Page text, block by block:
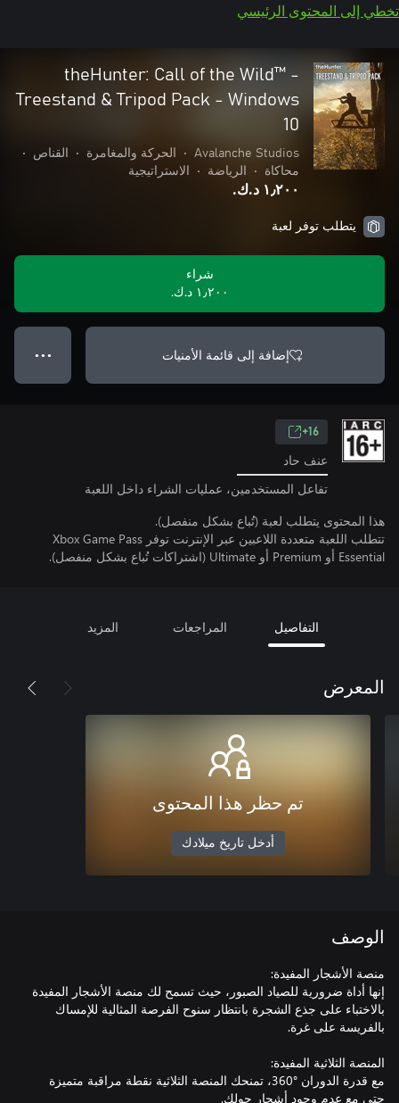
تخطي إلى المحتوى الرئيسي
theHunter: Call of the Wild™ -
Treestand & Tripod Pack - Windows
10
Avalanche Studios
• الحركة والمغامرة • القناص
•
محاكاة
• الرياضة • الاستراتيجية
١٫٢٠٠ د.ك.‏
يتطلب توفر لعبة
شراء
١٫٢٠٠ د.ك.‏
إضافة إلى قائمة الأمنيات ● ● ●
16+
عنف حاد
تفاعل المستخدمين، عمليات الشراء داخل اللعبة
هذا المحتوى يتطلب لعبة (تُباع بشكل منفصل).
تتطلب اللعبة متعددة اللاعبين عبر الإنترنت توفر Xbox Game Pass
Essential أو Premium أو Ultimate (اشتراكات تُباع بشكل منفصل).
التفاصيل المراجعات المزيد
المعرض
تم حظر هذا المحتوى
أدخل تاريخ ميلادك
الوصف
إنها أداة ضرورية للصياد الصبور، حيث تسمح لك منصة الأشجار المفيدة
بالاختباء على جذع الشجرة بانتظار سنوح الفرصة المثالية للإمساك
مع قدرة الدوران °360، تمنحك المنصة الثلاثية نقطة مراقبة متميزة